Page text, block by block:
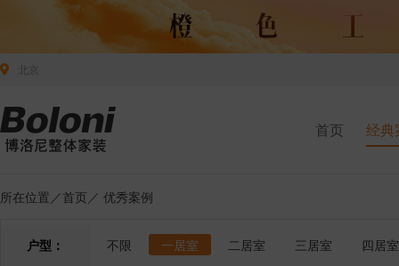
首页 经典
所在位置／首页 ／ 优秀案例
户型： 不限 一居室 二居室 三居室
四居室